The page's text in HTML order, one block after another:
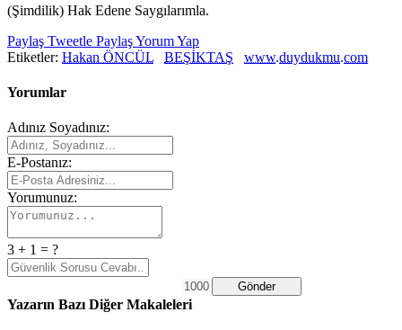
(Şimdilik) Hak Edene Saygılarımla.
Paylaş Tweetle PaylaşYorum Yap
Etiketler: Hakan ÖNCÜL BEŞİKTAŞ www.duydukmu.com
Yorumlar
Adınız Soyadınız:
E-Postanız:
Yorumunuz:
3 + 1 = ?
Gönder
Yazarın Bazı Diğer Makaleleri